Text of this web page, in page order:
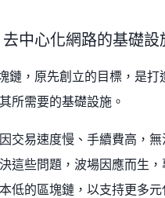
去中心化網路的基礎
鏈，原先創立的目標，是打
所需要的基礎設施。
交易速度慢、手續費高，無
這些問題，波場因應而生，
低的區塊鏈，以支持更多元